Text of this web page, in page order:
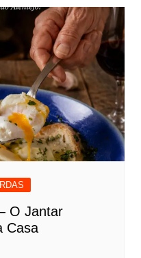
O Jantar
Casa